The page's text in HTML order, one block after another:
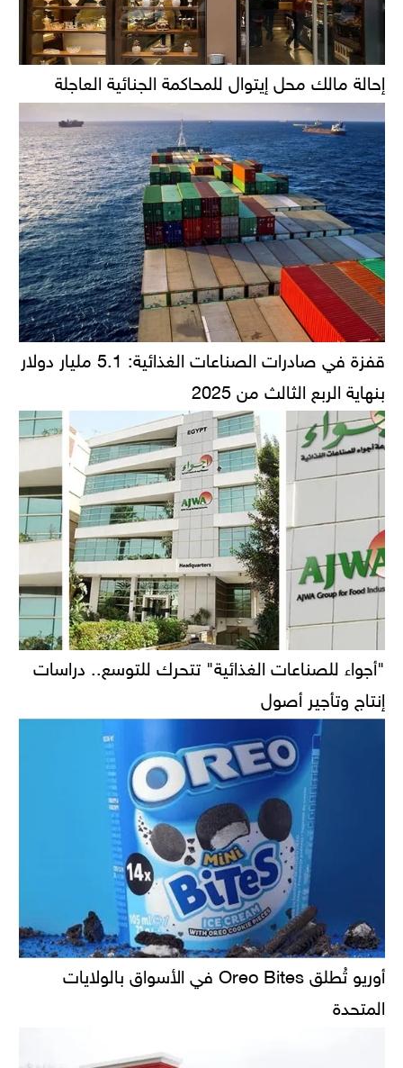
إحالة مالك محل إيتوال للمحاكمة الجنائية العاجلة
قفزة في صادرات الصناعات الغذائية: 5.1 مليار دولار
بنهاية الربع الثالث من 2025
"أجواء للصناعات الغذائية" تتحرك للتوسع.. دراسات
إنتاج وتأجير أصول
أوريو تُطلق Oreo Bites في الأسواق بالولايات
المتحدة